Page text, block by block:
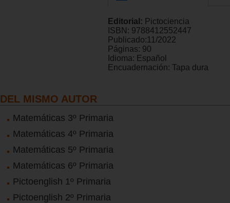
Editorial: Pictociencia
ISBN: 9788412552447
Publicado:11/2022
Páginas: 90
Idioma: Español
Encuadernación: Tapa dura
DEL MISMO AUTOR
Matemáticas 3º Primaria
Matemáticas 4º Primaria
Matemáticas 5º Primaria
Matemáticas 6º Primaria
Pictoenglish 1º Primaria
Pictoenglish 2º Primaria